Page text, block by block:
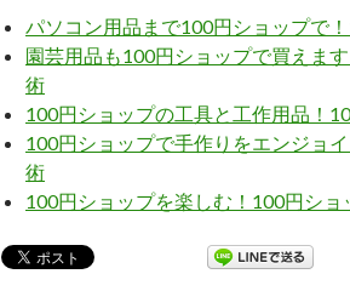
パソコン用品まで100円ショップで
園芸用品も100円ショップで買えま
術
100円ショップの工具と工作用品！
100円ショップで手作りをエンジョ
術
100円ショップを楽しむ！100円ショ